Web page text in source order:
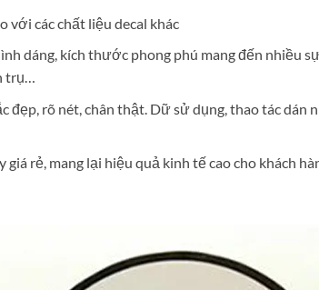
với các chất liệu decal khác
dáng, kích thước phong phú mang đến nhiều
trụ…
đẹp, rõ nét, chân thật. Dữ sử dụng, thao tác
giá rẻ, mang lại hiệu quả kinh tế cao cho khách